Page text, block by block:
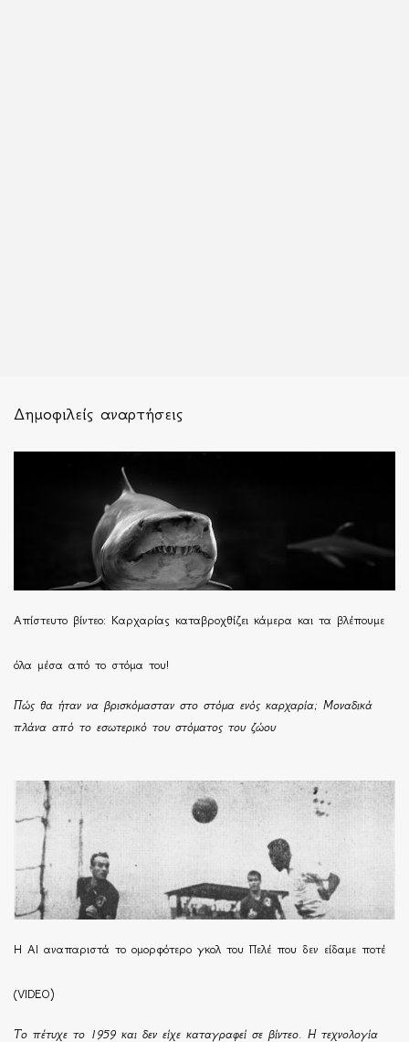
Δημοφιλείς αναρτήσεις
Απίστευτο βίντεο: Καρχαρίας καταβροχθίζει κάμερα και τα βλέπουμε
όλα μέσα από το στόμα του!
Πώς θα ήταν να βρισκόμασταν στο στόμα ενός καρχαρία; Μοναδικά
πλάνα από το εσωτερικό του στόματος του ζώου
Η ΑΙ αναπαριστά το ομορφότερο γκολ του Πελέ που δεν είδαμε ποτέ
(VIDEO)
Το πέτυχε το 1959 και δεν είχε καταγραφεί σε βίντεο. Η τεχνολογία